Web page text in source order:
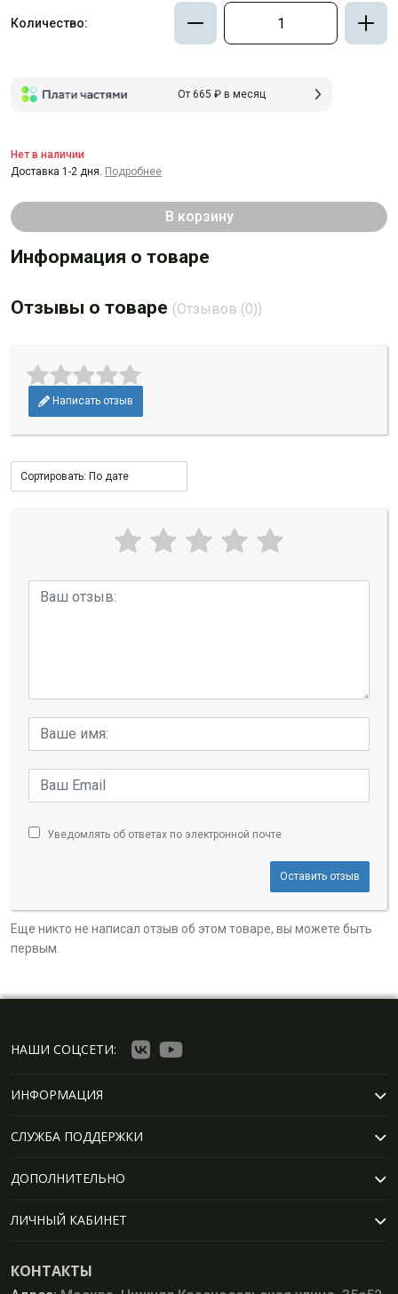
Количество:
От 665 ₽ в месяц
В корзину
Нет в наличии
Доставка 1-2 дня. Подробнее
Информация о товаре
Отзывы о товаре (Отзывов (0))
Написать отзыв
Уведомлять об ответах по электронной почте
Оставить отзыв
Еще никто не написал отзыв об этом товаре, вы можете быть
первым.
НАШИ СОЦСЕТИ:
ИНФОРМАЦИЯ
СЛУЖБА ПОДДЕРЖКИ
ДОПОЛНИТЕЛЬНО
ЛИЧНЫЙ КАБИНЕТ
КОНТАКТЫ